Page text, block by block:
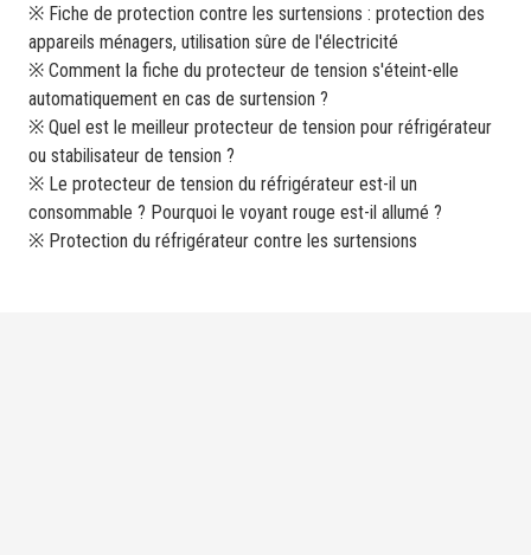
※ Fiche de protection contre les surtensions : protection des
appareils ménagers, utilisation sûre de l'électricité
※ Comment la fiche du protecteur de tension s'éteint-elle
automatiquement en cas de surtension ?
※ Quel est le meilleur protecteur de tension pour réfrigérateur
ou stabilisateur de tension ?
※ Le protecteur de tension du réfrigérateur est-il un
consommable ? Pourquoi le voyant rouge est-il allumé ?
※ Protection du réfrigérateur contre les surtensions